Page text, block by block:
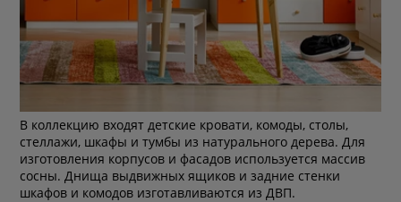
В коллекцию входят детские кровати, комоды, столы,
стеллажи, шкафы и тумбы из натурального дерева. Для
изготовления корпусов и фасадов используется массив
сосны. Днища выдвижных ящиков и задние стенки
шкафов и комодов изготавливаются из ДВП.